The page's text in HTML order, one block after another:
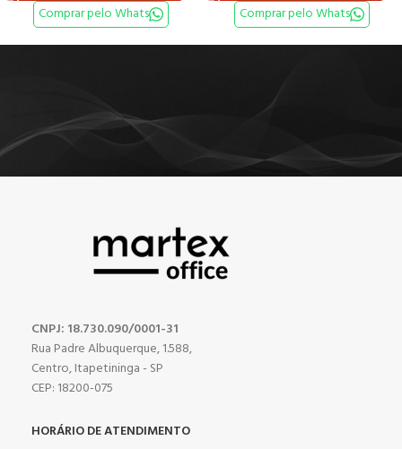
Comprar pelo Whats Comprar pelo Whats
CNPJ: 18.730.090/0001-31
Rua Padre Albuquerque, 1.588,
Centro, Itapetininga - SP
CEP: 18200-075
HORÁRIO DE ATENDIMENTO